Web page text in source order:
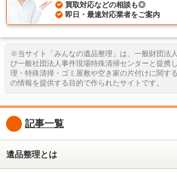
買取対応などの相談も◎
即日・最速対応業者をご案内
※当サイト「みんなの遺品整理」は、一般財団法
び一般社団法人事件現場特殊清掃センターと提携
理・特殊清掃・ゴミ屋敷や空き家の片付けに関す
の情報を提供する目的で作られたサイトです。
記事一覧
遺品整理とは